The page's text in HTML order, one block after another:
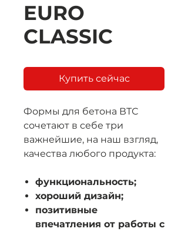
EURO
CLASSIC
Купить сейчас
Формы для бетона ВТС
сочетают в себе три
важнейшие, на наш взгляд,
качества любого продукта:
функциональность;
хороший дизайн;
позитивные
впечатления от работы с